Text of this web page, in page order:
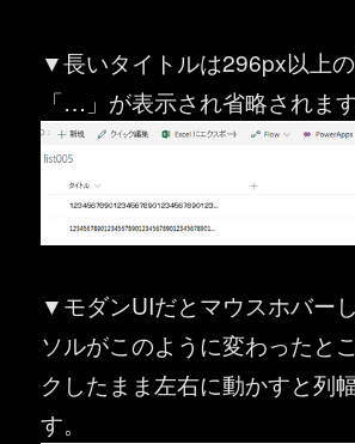
▼長いタイトルは296px以上
「…」が表示され省略されます
▼モダンUIだとマウスホバー
ソルがこのように変わったと
クしたまま左右に動かすと列
す。